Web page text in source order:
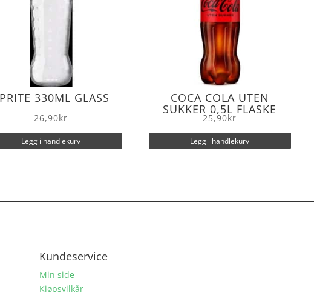
330ML GLASS
26,90kr
Legg i handlekurv
COCA COLA UTEN
SUKKER 0,5L FLASKE
25,90kr
Legg i handlekurv
Kundeservice
Min side
Kjøpsvilkår